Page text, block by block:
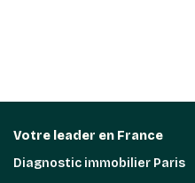
Votre leader en France
Diagnostic immobilier Paris